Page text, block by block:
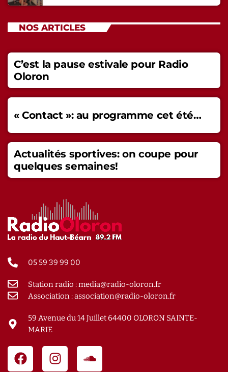
NOS ARTICLES
C’est la pause estivale pour Radio
Oloron
« Contact »: au programme cet été…
Actualités sportives: on coupe pour
quelques semaines!
05 59 39 99 00
Station radio : media@radio-oloron.fr
Association : association@radio-oloron.fr
59 Avenue du 14 Juillet 64400 OLORON SAINTE-
MARIE